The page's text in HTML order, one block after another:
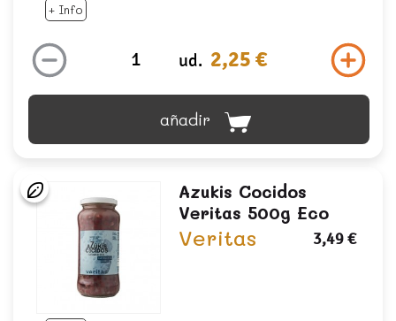
+ Info
ud. 2,25 €
añadir
Azukis Cocidos
Veritas 500g Eco
Veritas 3,49 €